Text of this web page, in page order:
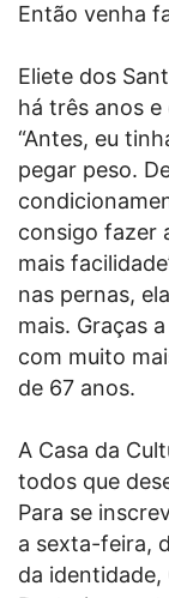
Então venha
Eliete dos
há três anos
“Antes, eu
pegar peso.
consigo fazer
mais
nas pernas,
mais. Graças
com muito
de 67 anos.
A Casa da
todos que
Para se
a sexta-feira,
da identidade,